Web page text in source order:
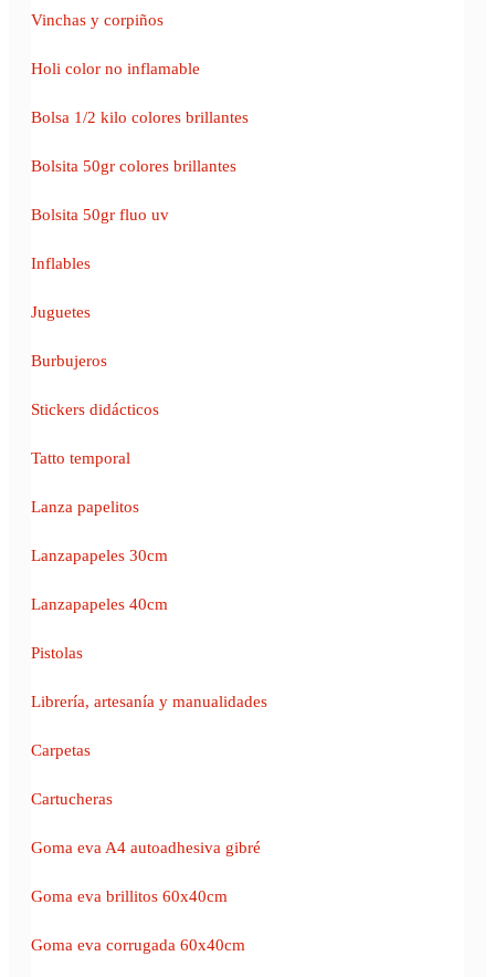
Vinchas y corpiños
Holi color no inflamable
Bolsa 1/2 kilo colores brillantes
Bolsita 50gr colores brillantes
Bolsita 50gr fluo uv
Inflables
Juguetes
Burbujeros
Stickers didácticos
Tatto temporal
Lanza papelitos
Lanzapapeles 30cm
Lanzapapeles 40cm
Pistolas
Librería, artesanía y manualidades
Carpetas
Cartucheras
Goma eva A4 autoadhesiva gibré
Goma eva brillitos 60x40cm
Goma eva corrugada 60x40cm